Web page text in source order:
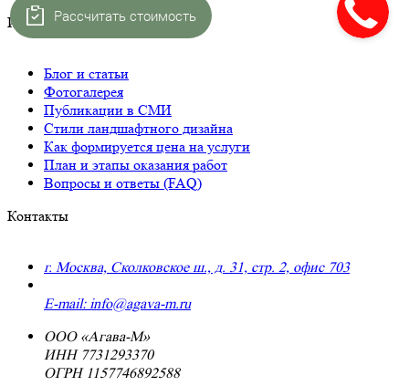
Интересное
Блог и статьи
Фотогалерея
Публикации в СМИ
Стили ландшафтного дизайна
Как формируется цена на услуги
План и этапы оказания работ
Вопросы и ответы (FAQ)
Контакты
г. Москва, Сколковское ш., д. 31, стр. 2, офис 703
E-mail: info@agava-m.ru
ООО «Агава-М»
ИНН 7731293370
ОГРН 1157746892588
Рассчитать стоимость